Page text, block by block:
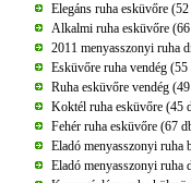
Elegáns ruha esküvőre
Alkalmi ruha esküvőre
2011 menyasszonyi ruha
Esküvőre ruha vendég (55
Ruha esküvőre vendég
Koktél ruha esküvőre (45
Fehér ruha esküvőre (67
Eladó menyasszonyi ruha
Eladó menyasszonyi ruha